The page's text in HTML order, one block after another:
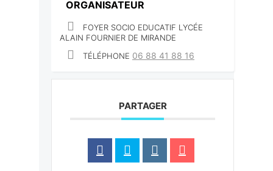
ORGANISATEUR
FOYER SOCIO EDUCATIF LYCÉE
ALAIN FOURNIER DE MIRANDE
TÉLÉPHONE 06 88 41 88 16
PARTAGER